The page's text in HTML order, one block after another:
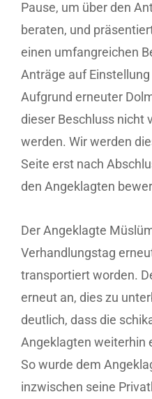
Pause, um über den
beraten, und
einen umfangreichen
Anträge auf
Aufgrund erneuter
dieser Beschluss nicht
werden. Wir werden
Seite erst nach
den Angeklagten
Der Angeklagte
Verhandlungstag
transportiert worden.
erneut an, dies zu
deutlich, dass die
Angeklagten weiterhin
So wurde dem
inzwischen seine